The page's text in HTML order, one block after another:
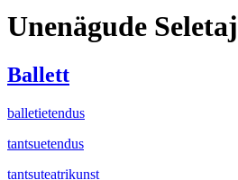
Unenägude
Ballett
balletietendus
tantsuetendus
tantsuteatrikunst